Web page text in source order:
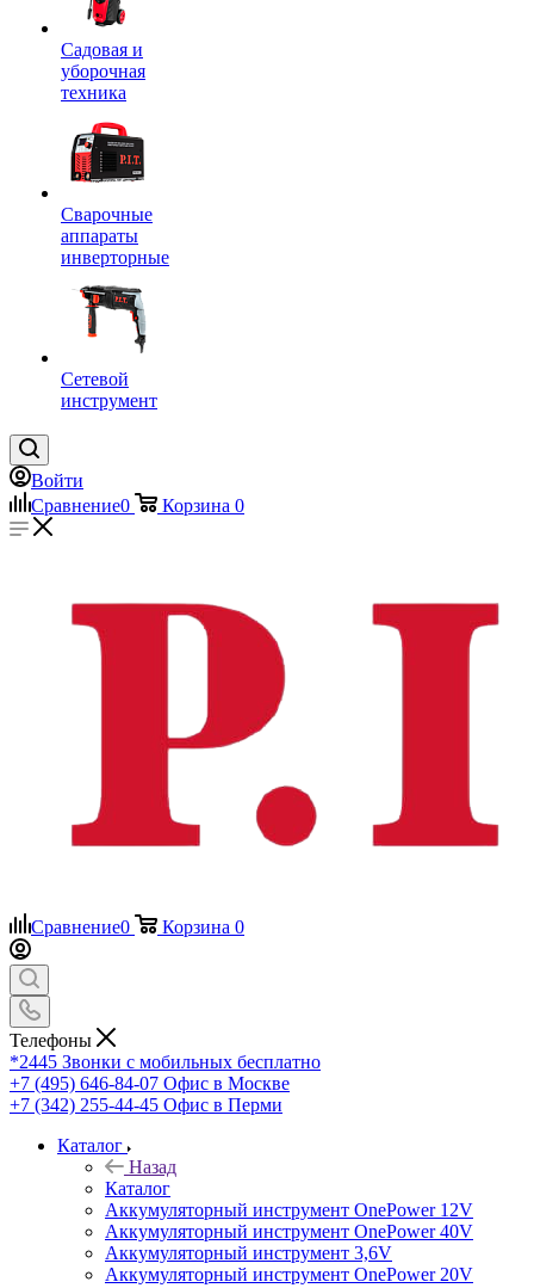
Садовая и
уборочная
техника
Сварочные
аппараты
инверторные
Сетевой
инструмент
Войти
Сравнение0 Корзина 0
Сравнение0 Корзина 0
Телефоны
*2445 Звонки с мобильных бесплатно
+7 (495) 646-84-07 Офис в Москве
+7 (342) 255-44-45 Офис в Перми
Каталог
Назад
Каталог
Аккумуляторный инструмент OnePower 12V
Аккумуляторный инструмент OnePower 40V
Аккумуляторный инструмент 3,6V
Аккумуляторный инструмент OnePower 20V